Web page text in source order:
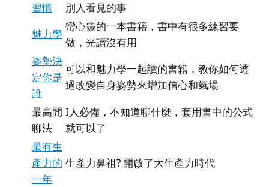
習慣
別人看見的事
魅力學
蠻心靈的一本書籍，書中有很多練習要
做，光讀沒有用
姿勢決
定你是
誰
可以和魅力學一起讀的書籍，教你如何透
過改變自身姿勢來增加信心和氣場
最高閒
聊法
I人必備，不知道聊什麼，套用書中的公式
就可以了
最有生
產力的
一年
生產力鼻祖? 開啟了大生產力時代